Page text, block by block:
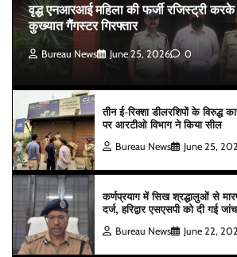
वृद्ध एनआरआई महिला की फर्जी रजिस्ट्री
कुख्यात गैंगस्टर गिरफ्तार
Bureau News June 25, 2026 0
तीन ई-रिक्शा डीलरशिपों के विरुद्ध
पर आरटीओ विभाग ने किया सील
Bureau News June 25,
कर्णप्रयाग में सिख श्रद्धालुओं से
दर्ज, हरिद्वार एसएसपी को दी गई
Bureau News June 22,